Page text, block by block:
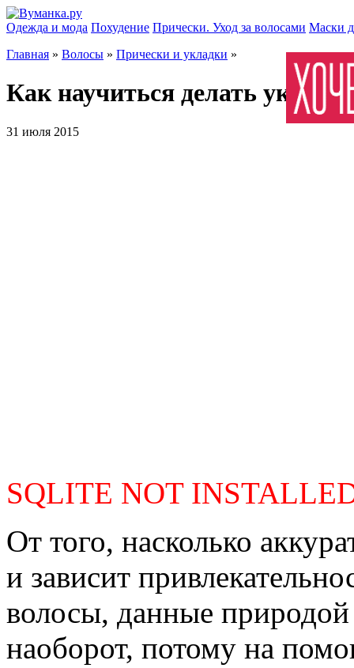
Одежда и мода Похудение Прически. Уход за волосами Маски
Главная » Волосы » Прически и укладки »
Как научиться делать
31 июля 2015
SQLITE NOT
От того, насколько
и зависит
волосы, данные
наоборот, потому на